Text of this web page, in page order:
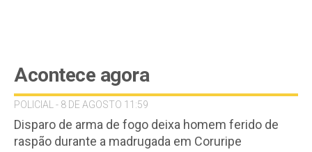
Acontece agora
POLICIAL - 8 DE AGOSTO 11:59
Disparo de arma de fogo deixa homem ferido de
raspão durante a madrugada em Coruripe